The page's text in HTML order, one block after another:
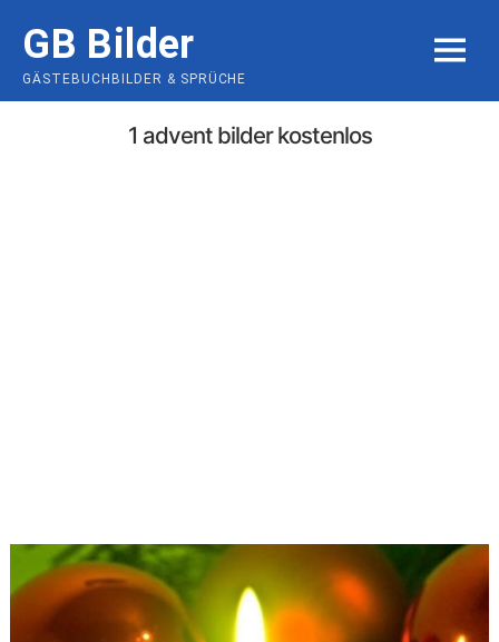
content
GB Bilder
GÄSTEBUCHBILDER & SPRÜCHE
MENU
1 advent bilder kostenlos